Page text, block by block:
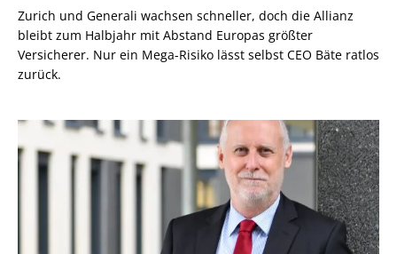
Zurich und Generali wachsen schneller, doch die Allianz
bleibt zum Halbjahr mit Abstand Europas größter
Versicherer. Nur ein Mega-Risiko lässt selbst CEO Bäte ratlos
zurück.